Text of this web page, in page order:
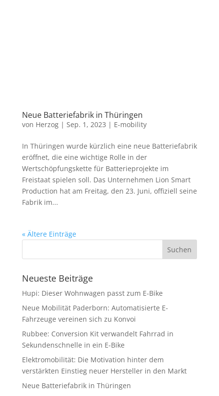
Neue Batteriefabrik in Thüringen
von Herzog| Sep. 1, 2023 | E-mobility
In Thüringen wurde kürzlich eine neue Batteriefabrik
eröffnet, die eine wichtige Rolle in der
Wertschöpfungskette für Batterieprojekte im
Freistaat spielen soll. Das Unternehmen Lion Smart
Production hat am Freitag, den 23. Juni, offiziell seine
Fabrik im...
« Ältere Einträge
Neueste Beiträge
Hupi: Dieser Wohnwagen passt zum E-Bike
Neue Mobilität Paderborn: Automatisierte E-
Fahrzeuge vereinen sich zu Konvoi
Rubbee: Conversion Kit verwandelt Fahrrad in
Sekundenschnelle in ein E-Bike
Elektromobilität: Die Motivation hinter dem
verstärkten Einstieg neuer Hersteller in den Markt
Neue Batteriefabrik in Thüringen